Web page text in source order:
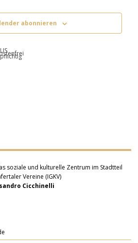
abonnieren
soziale und kulturelle Zentrum im Stadtteil
Vereine (IGKV)
Cicchinelli